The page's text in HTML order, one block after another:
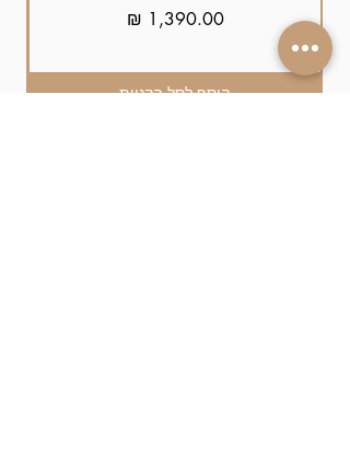
מחיר‏1,390.00 ‏₪
הוסף לסל הקניות